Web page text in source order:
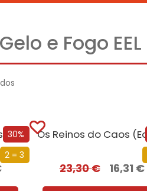
e Fogo EEL
30%
2 = 3
A Dança dos Dragões (Edição especial limitada)
23,30€ 16,31 €